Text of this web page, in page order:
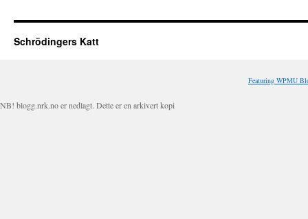
Schrödingers Katt
Featuring WPMU
NB! blogg.nrk.no er nedlagt. Dette er en arkivert kopi